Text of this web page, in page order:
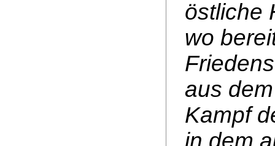
östliche
wo
aus
Kampf
in dem